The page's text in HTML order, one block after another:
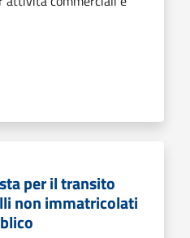
per il transito
non immatricolati